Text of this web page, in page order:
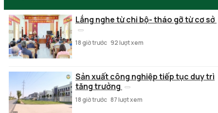
Lắng nghe từ chi bộ- tháo gỡ từ cơ sở
18 giờ trước 92 lượt xem
Sản xuất công nghiệp tiếp tục duy trì
tăng trưởng
18 giờ trước 87 lượt xem